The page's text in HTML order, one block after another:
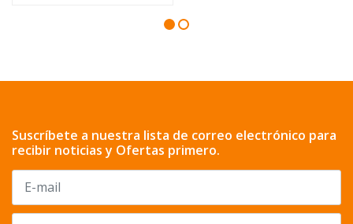
Suscríbete a nuestra lista de correo electrónico para
recibir noticias y Ofertas primero.